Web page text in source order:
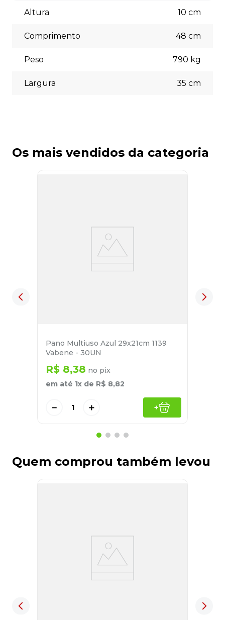
(5% off) cartões de crédito, boleto bancário. Você pode
escolher a opção que melhor se adapte às suas
Altura 10 cm
Comprimento 48 cm
Peso 790 kg
Largura 35 cm
Os mais vendidos da categoria
Pano Multiuso Azul 29x21cm 1139
Vabene - 30UN
R$ 8,38 no pix
em até 1x de R$ 8,82
＋
－ +
Quem comprou também levou